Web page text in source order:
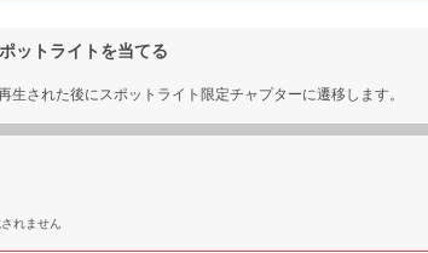
ットライトを当てる
生された後にスポットライト限定チャプターに遷移します。
れません